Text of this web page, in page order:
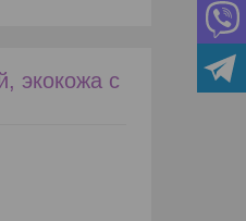
экокожа с